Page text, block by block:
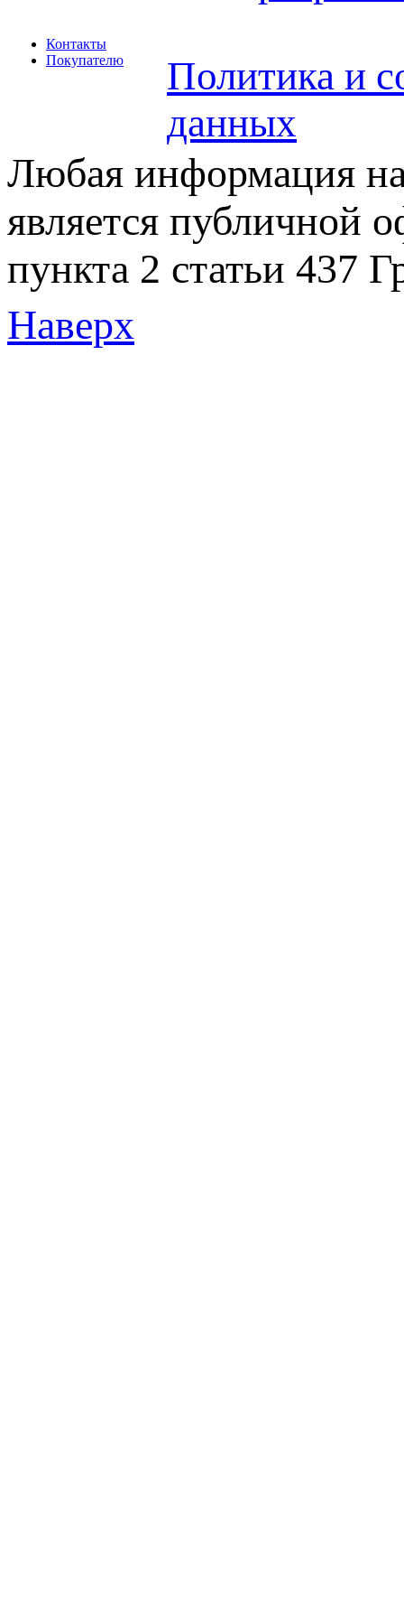
Контакты
Покупателю
Политика и
данных
Любая информация на
является публичной
пункта 2 статьи 437
Наверх